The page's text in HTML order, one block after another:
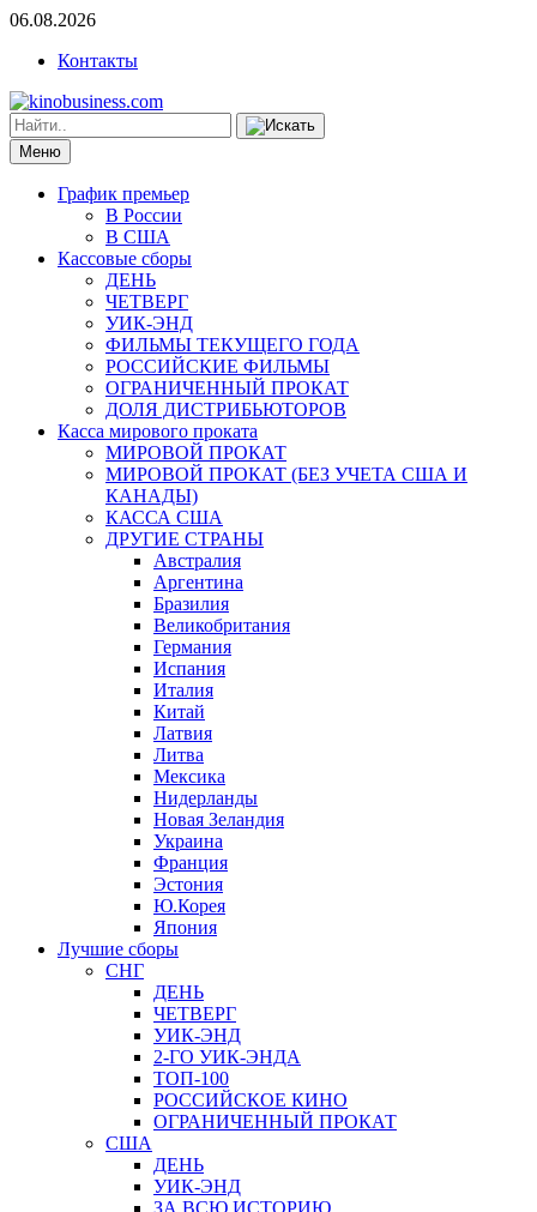
06.08.2026
Контакты
Меню
График премьер
В России
В США
Кассовые сборы
ДЕНЬ
ЧЕТВЕРГ
УИК-ЭНД
ФИЛЬМЫ ТЕКУЩЕГО ГОДА
РОССИЙСКИЕ ФИЛЬМЫ
ОГРАНИЧЕННЫЙ ПРОКАТ
ДОЛЯ ДИСТРИБЬЮТОРОВ
Касса мирового проката
МИРОВОЙ ПРОКАТ
МИРОВОЙ ПРОКАТ (БЕЗ УЧЕТА США И
КАНАДЫ)
КАССА США
ДРУГИЕ СТРАНЫ
Австралия
Аргентина
Бразилия
Великобритания
Германия
Испания
Италия
Китай
Латвия
Литва
Мексика
Нидерланды
Новая Зеландия
Украина
Франция
Эстония
Ю.Корея
Япония
Лучшие сборы
СНГ
ДЕНЬ
ЧЕТВЕРГ
УИК-ЭНД
2-ГО УИК-ЭНДА
ТОП-100
РОССИЙСКОЕ КИНО
ОГРАНИЧЕННЫЙ ПРОКАТ
США
ДЕНЬ
УИК-ЭНД
ЗА ВСЮ ИСТОРИЮ